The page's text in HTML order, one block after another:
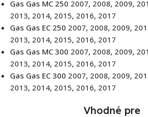
Gas Gas MC 250 2007, 2008, 2009,
2013, 2014, 2015, 2016, 2017
Gas Gas EC 250 2007, 2008, 2009,
2013, 2014, 2015, 2016, 2017
Gas Gas MC 300 2007, 2008, 2009,
2013, 2014, 2015, 2016, 2017
Gas Gas EC 300 2007, 2008, 2009,
2013, 2014, 2015, 2016, 2017
Vhodné pre